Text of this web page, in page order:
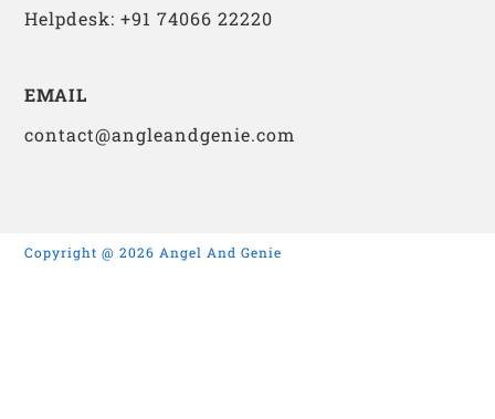
Helpdesk: +91 74066 22220
EMAIL
contact@angleandgenie.com
Copyright @ 2026 Angel And Genie